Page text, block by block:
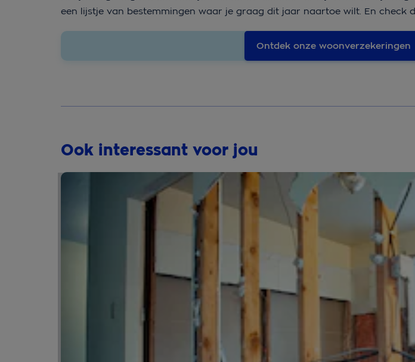
een lijstje van bestemmingen waar je graag dit jaar naartoe wilt. En check
Ontdek onze woonverzekeringen
Ook interessant voor jou